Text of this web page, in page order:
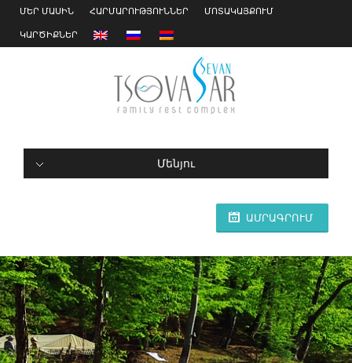
ՄԵՐ ՄԱՍԻՆ ՀԱՐՄԱՐՈՒԹՅՈՒՆՆԵՐ ՄՈՏԱԿԱՅՔՈՒՄ
ԿԱՐԾԻՔՆԵՐ
Մենյու
ԱՄՐԱԳՐՈՒՄ